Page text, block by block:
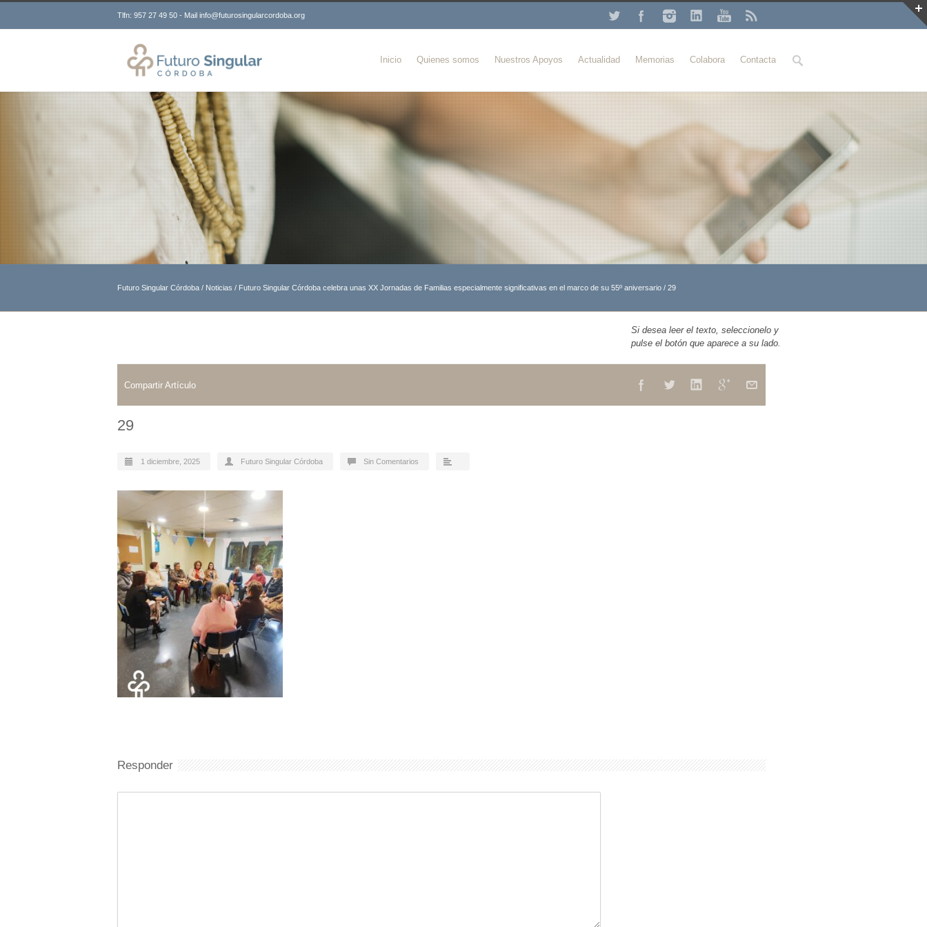
Tlfn: 957 27 49 50 - Mail info@futurosingularcordoba.org
Buscar
Inicio Quienes somos Nuestros Apoyos Actualidad Memorias Colabora Contacta
Futuro Singular Córdoba / Noticias / Futuro Singular Córdoba celebra unas XX Jornadas de Familias especialmente significativas en el marco de su 55º aniversario / 29
Si desea leer el texto, seleccionelo y
pulse el botón que aparece a su lado.
Compartir Artículo
29
1 diciembre, 2025 Futuro Singular Córdoba Sin Comentarios
Responder